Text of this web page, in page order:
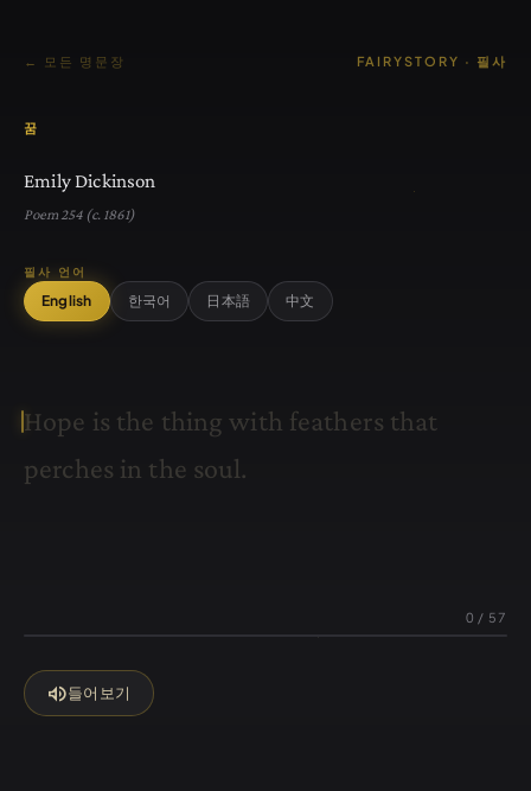
← 모든 명문장 FAIRYSTORY · 필사
꿈
Emily Dickinson
Poem 254 (c. 1861)
필사 언어
English 한국어 日本語 中文
Hope is the thing with feathers that
perches in the soul.
0 / 57
volume_up들어보기